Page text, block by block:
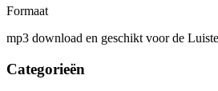
Formaat
mp3 download en geschikt voor de
Categorieën